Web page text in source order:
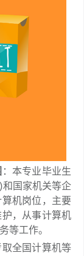
：本专业毕业生
国家机关等企
机岗位，主要
，从事计算机
等工作。
取全国计算机等